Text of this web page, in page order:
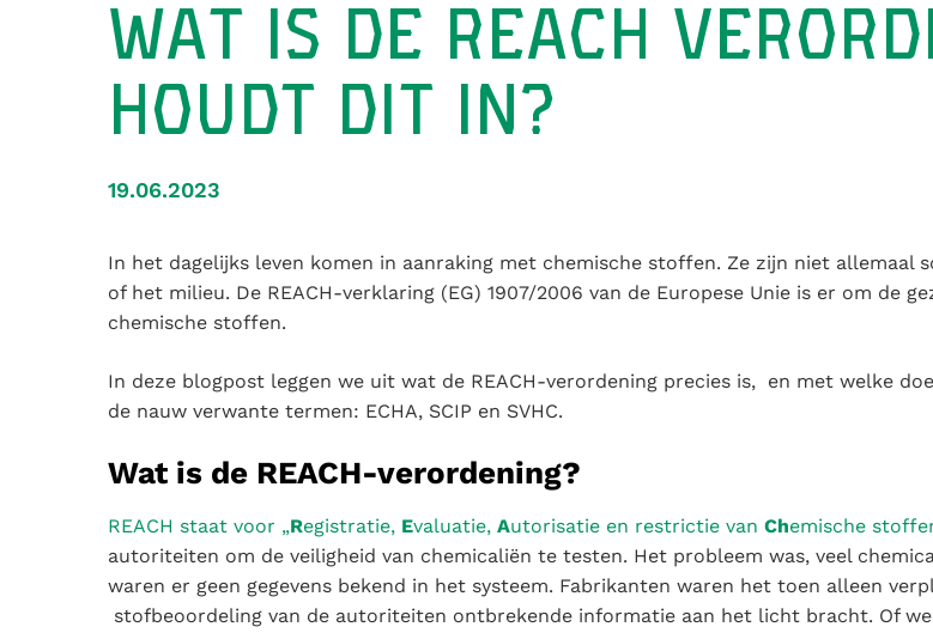
WAT IS DE REACH
HOUDT DIT IN?
19.06.2023
In het dagelijks leven komen in aanraking met chemische stoffen. Ze zijn niet allemaal
of het milieu. De REACH-verklaring (EG) 1907/2006 van de Europese Unie is er om de
chemische stoffen.
In deze blogpost leggen we uit wat de REACH-verordening precies is, en met welke
de nauw verwante termen: ECHA, SCIP en SVHC.
Wat is de REACH-verordening?
REACH staat voor „Registratie, Evaluatie, Autorisatie en restrictie van Chemische
autoriteiten om de veiligheid van chemicaliën te testen. Het probleem was, veel
waren er geen gegevens bekend in het systeem. Fabrikanten waren het toen alleen
stofbeoordeling van de autoriteiten ontbrekende informatie aan het licht bracht. Of